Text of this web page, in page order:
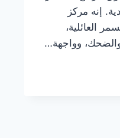
إنه مركز
العائلية،
وواجهة…